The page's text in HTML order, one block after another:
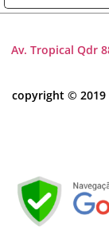
Av. Tropical Qdr
copyright © 2019